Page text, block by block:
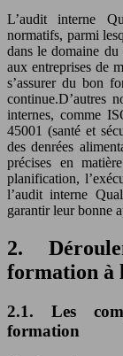
L’audit interne
normatifs, parmi
dans le domaine du
aux entreprises de
s’assurer du bon
continue.D’autres
internes, comme
45001 (santé et
des denrées
précises en
planification,
l’audit interne
garantir leur bonne
2.
formation à
2.1. Les
formation